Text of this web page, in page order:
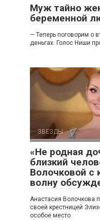
Муж тайно
беременной
— Теперь поговорим о
деньгах. Голос Ниши
ЗВЕЗДЫ
«Не родная
близкий
Волочковой с
волну
Анастасия Волочкова
своей крестницей
особое место